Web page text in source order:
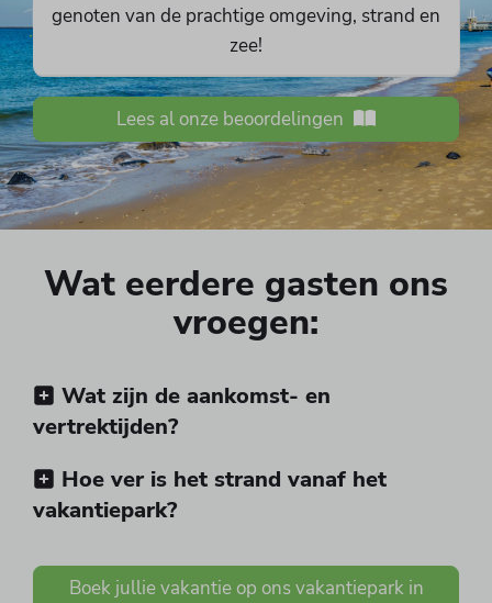
genoten van de prachtige omgeving, strand en
zee!
Lees al onze beoordelingen
Wat eerdere gasten ons
vroegen:
Wat zijn de aankomst- en
vertrektijden?
Hoe ver is het strand vanaf het
vakantiepark?
Boek jullie vakantie op ons vakantiepark in